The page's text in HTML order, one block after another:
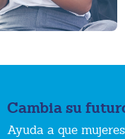
Cambia su
Ayuda a que